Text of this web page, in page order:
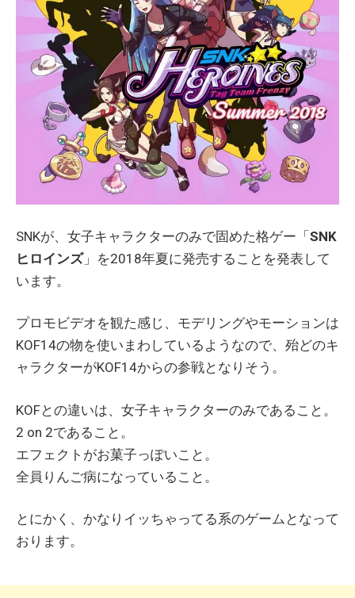
SNKが、女子キャラクターのみで固めた格ゲー「SNK
ヒロインズ」を2018年夏に発売することを発表して
います。
プロモビデオを観た感じ、モデリングやモーションは
KOF14の物を使いまわしているようなので、殆どのキ
ャラクターがKOF14からの参戦となりそう。
KOFとの違いは、女子キャラクターのみであること。
2 on 2であること。
エフェクトがお菓子っぽいこと。
全員りんご病になっていること。
とにかく、かなりイッちゃってる系のゲームとなって
おります。